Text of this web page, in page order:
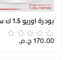
بودرة اوريو 1.5 ك سما
170.00 ج.م.‏